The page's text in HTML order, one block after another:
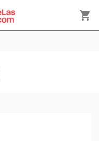
shopping_cart